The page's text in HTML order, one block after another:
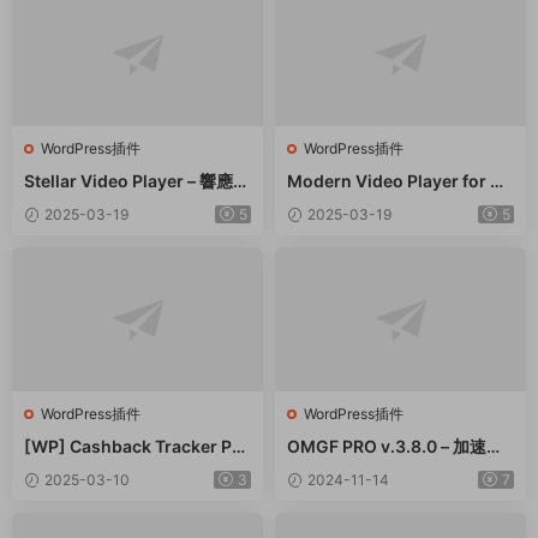
WordPress插件
Stellar Video Player – 響應式
視頻播放器WordPress插件 –
v2.9
2025-03-19 5
WordPress插件
Modern Video Player for W
ordPress – 功能強大的視頻和
音頻播放器 – v10.21
2025-03-19 5
WordPress插件
[WP] Cashback Tracker Pro
v2.6.4 退款追蹤器插件下載
2025-03-10 3
WordPress插件
OMGF PRO v.3.8.0 – 加速谷
歌字體本地化GDPR優化 破解
版插件下載
2024-11-14 7